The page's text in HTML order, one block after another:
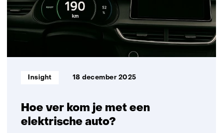
transparante
batterijpaspoorten
Hoe ver kom je met een
elektrische auto?
Informatietype:
Insight 18 december 2025